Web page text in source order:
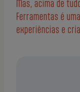
Mas, acima de
Ferramentas é
experiências e